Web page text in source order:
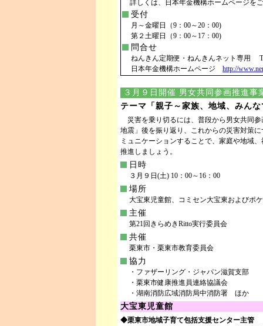
詳しくは、日本年金機構ホームページを
受付
月～金曜日（9：00～20：00)
第２土曜日（9：00～17：00)
問合せ
ねんきん定期便・ねんきんネット専用
日本年金機構ホームページ http://
３月９日開催 男女共同参画推進事
テーマ「親子～家族、地域、みん
災害を乗り切るには、普段から男女共同
地震」後を振り返り、これからの災害対策
ミュニケーションすることで、家庭や地域
推進しましょう。
日時
３月９日(土) 10：00～16：00
場所
大宝東児童館、コミセン大宝東およびポ
主催
第21回きらめきRitto実行委員会
共催
栗東市・栗東市教育委員会
協力
・ファザーリング・ジャパン滋賀支部
・栗東市健康推進員連絡協議会
・湖南消防広域消防局中消防署 ほか
大宝東児童館
◆栗東市地域子育て包括支援センター主管